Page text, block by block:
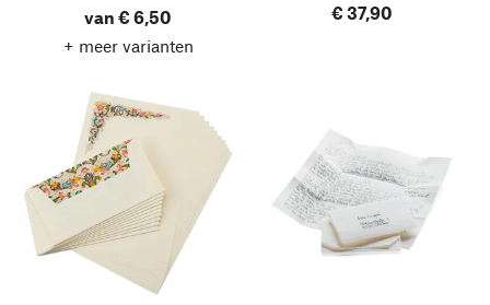
van € 6,50
+ meer varianten
€ 37,90
Naar boven